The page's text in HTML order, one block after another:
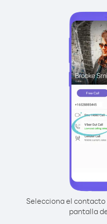
Selecciona el
pantalla